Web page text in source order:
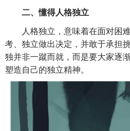
二、懂得人格独立
人格独立，意味着在面对困
考、独立做出决定，并敢于承担
独并非一蹴而就，而是要大家逐
塑造自己的独立精神。